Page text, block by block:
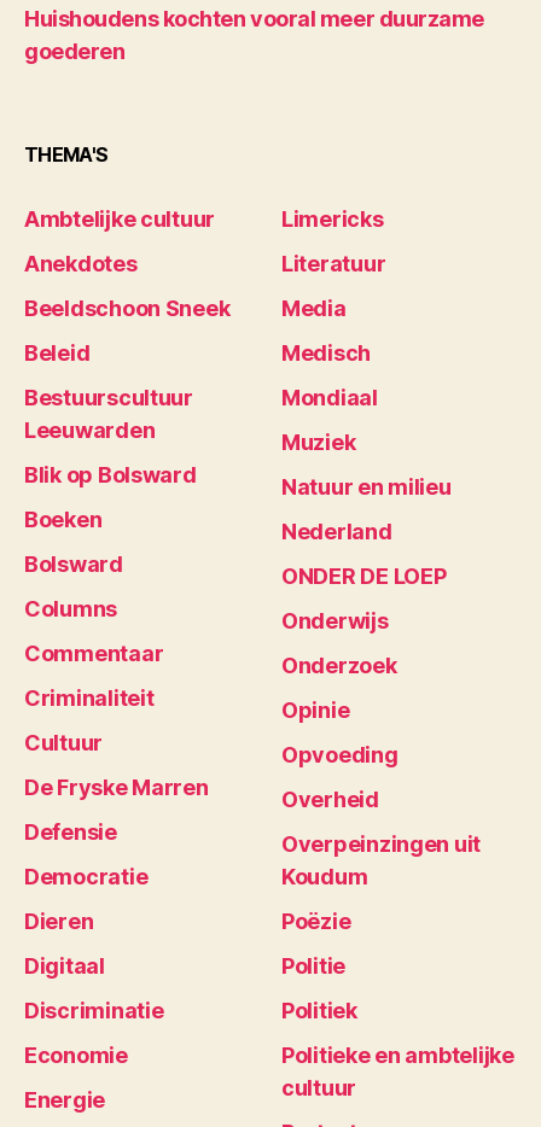
Huishoudens kochten vooral meer duurzame
goederen
THEMA'S
Ambtelijke cultuur
Anekdotes
Beeldschoon Sneek
Beleid
Bestuurscultuur
Leeuwarden
Blik op Bolsward
Boeken
Bolsward
Columns
Commentaar
Criminaliteit
Cultuur
De Fryske Marren
Defensie
Democratie
Dieren
Digitaal
Discriminatie
Economie
Energie
Limericks
Literatuur
Media
Medisch
Mondiaal
Muziek
Natuur en milieu
Nederland
ONDER DE LOEP
Onderwijs
Onderzoek
Opinie
Opvoeding
Overheid
Overpeinzingen uit
Koudum
Poëzie
Politie
Politiek
Politieke en ambtelijke
cultuur